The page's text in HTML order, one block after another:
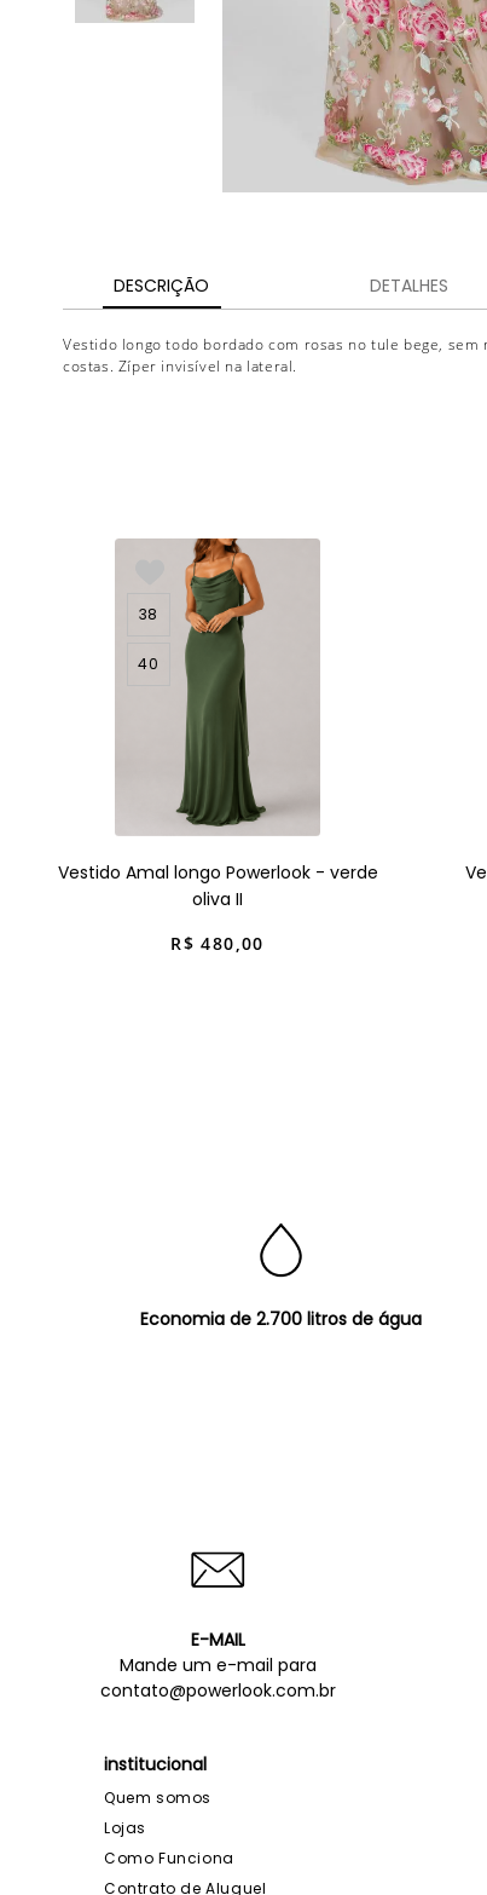
DESCRIÇÃO DETALHES
Vestido longo todo bordado com rosas no tule bege, sem
costas. Zíper invisível na lateral.
38
40
Vestido Amal longo Powerlook - verde
oliva II
R$ 480,00
Economia de 2.700 litros de água
E-MAIL
Mande um e-mail para
contato@powerlook.com.br
institucional
Quem somos
Lojas
Como Funciona
Contrato de Aluguel